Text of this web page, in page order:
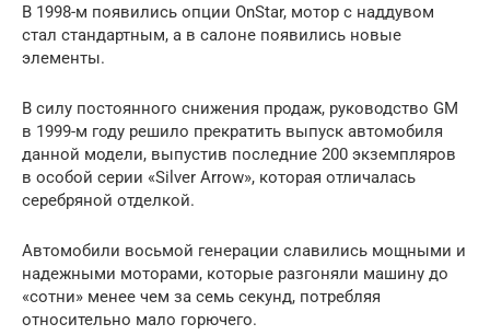
В 1998-м появились опции OnStar, мотор с наддувом
стал стандартным, а в салоне появились новые
элементы.
В силу постоянного снижения продаж, руководство GM
в 1999-м году решило прекратить выпуск автомобиля
данной модели, выпустив последние 200 экземпляров
в особой серии «Silver Arrow», которая отличалась
серебряной отделкой.
Автомобили восьмой генерации славились мощными и
надежными моторами, которые разгоняли машину до
«сотни» менее чем за семь секунд, потребляя
относительно мало горючего.